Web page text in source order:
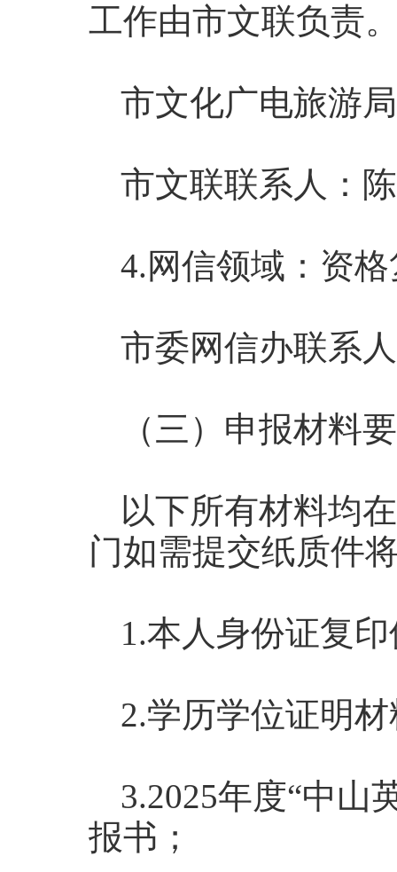
工作由市文联负责
市文化广电旅游
市文联联系人：
4.网信领域：资
市委网信办联系
（三）申报材料
以下所有材料均
门如需提交纸质件
1.本人身份证复
2.学历学位证明
3.2025年度“中山
报书；